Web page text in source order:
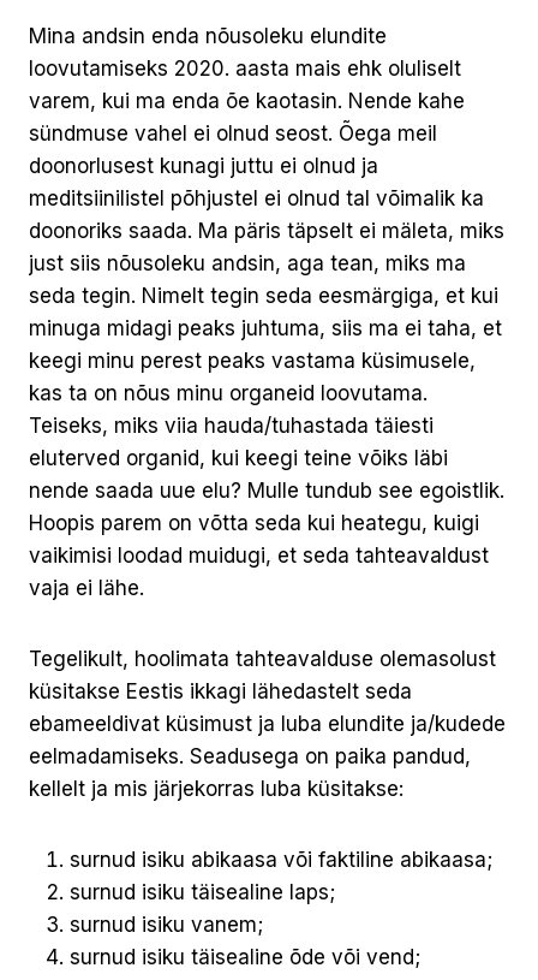
Mina andsin enda nõusoleku elundite
loovutamiseks 2020. aasta mais ehk oluliselt
varem, kui ma enda õe kaotasin. Nende kahe
sündmuse vahel ei olnud seost. Õega meil
doonorlusest kunagi juttu ei olnud ja
meditsiinilistel põhjustel ei olnud tal võimalik ka
doonoriks saada. Ma päris täpselt ei mäleta, miks
just siis nõusoleku andsin, aga tean, miks ma
seda tegin. Nimelt tegin seda eesmärgiga, et kui
minuga midagi peaks juhtuma, siis ma ei taha, et
keegi minu perest peaks vastama küsimusele,
kas ta on nõus minu organeid loovutama.
Teiseks, miks viia hauda/tuhastada täiesti
eluterved organid, kui keegi teine võiks läbi
nende saada uue elu? Mulle tundub see egoistlik.
Hoopis parem on võtta seda kui heategu, kuigi
vaikimisi loodad muidugi, et seda tahteavaldust
vaja ei lähe.
Tegelikult, hoolimata tahteavalduse olemasolust
küsitakse Eestis ikkagi lähedastelt seda
ebameeldivat küsimust ja luba elundite ja/kudede
eelmadamiseks. Seadusega on paika pandud,
kellelt ja mis järjekorras luba küsitakse:
surnud isiku abikaasa või faktiline abikaasa;
surnud isiku täisealine laps;
surnud isiku vanem;
surnud isiku täisealine õde või vend;